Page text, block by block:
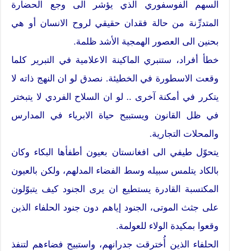
السهم الفوسفوري الذي يؤشر الى وجع الحضارة
المتدرِّنة من حالة فقدان حقيقي لروح الانسان أو هي
بحنين الى العصور الهمجية الأشد ظلمة.
خطأ أفراد، ستنبري الماكينة الاعلامية في التبرير كلما
وقعت الاسطورة في الخطيئة. نصدق لو ان النهج ذاته لا
يتكرر في أمكنة آخرى .. لو ان السلاح الفردي لا يتبختر
في ظل القانون ويستبيح حياة الابرياء في المدارس
والمحلات التجارية.
يتحوّل طيفي الى افغانستان بعيون أطفأها البكاء وكان
بالكاد يتلمس سبيله وسط الفضاء المدلهم، ولكن بالعيون
المكتسبة القادرة يستطيع ان يرى الجنود كيف يتبوّلون
على جثث الموتى، الجنود إياهم دون جنود الحلفاء الذين
وقعوا بمكيدة الولاء للعولمة.
الحلفاء الذين أُخترقت جدرانهم، واستبيح فضاءهم لتنفذ